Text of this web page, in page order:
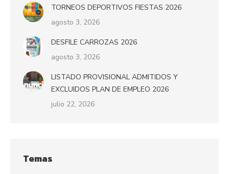
TORNEOS DEPORTIVOS FIESTAS 2026
agosto 3, 2026
DESFILE CARROZAS 2026
agosto 3, 2026
LISTADO PROVISIONAL ADMITIDOS Y
EXCLUIDOS PLAN DE EMPLEO 2026
julio 22, 2026
Temas